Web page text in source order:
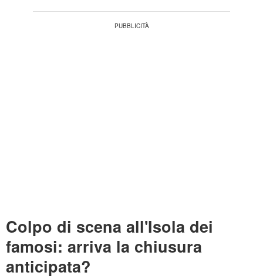
Colpo di scena all'Isola dei
famosi: arriva la chiusura
anticipata?